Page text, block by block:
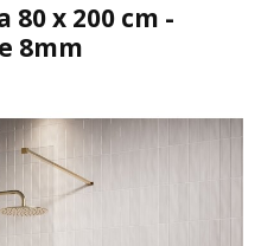
x 200 cm -
8mm